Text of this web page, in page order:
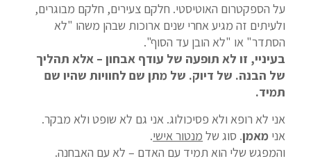
על הספקטרום האוטיסטי. חלקם צעירים, חלקם מבוגרים,
ולעיתים זה מגיע אחרי שנים ארוכות שבהן משהו "לא
הסתדר" או "לא הובן עד הסוף".
בעיניי, זו לא תופעה של עודף אבחון – אלא תהליך
של הבנה. של דיוק. של מתן שם לחוויות שהיו שם
תמיד.
אני לא רופא ולא פסיכולוג. אני גם לא שופט ולא מבקר.
אני מאמן. סוג של מנטור אישי.
והמפגש שלי הוא תמיד עם האדם – לא עם האבחנה.